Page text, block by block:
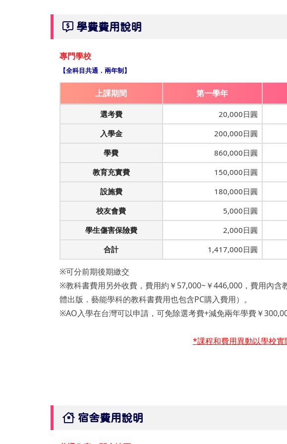
學費費用說明
專門學校
【全科目共通．兩年制】
上課期間 第一學年
選考費 20,000日圓
入學金
200,000日圓
學費
860,000日圓
教育充實費
150,000日圓
設施費
180,000日圓
校友會費
5,000日圓
學生傷害保險費
2,000日圓
合計
1,417,000日圓
※可分前期後期繳交
※教科書費用另外收費，費用約￥57,000~￥446,000，費用內
體出版．藝能學科的教科書費用也包含PC購入費用）。
※AO入學在台灣可以申請，可免除選考費+減免兩年學費￥
*課程和費用異動以學校
宿舍費用說明